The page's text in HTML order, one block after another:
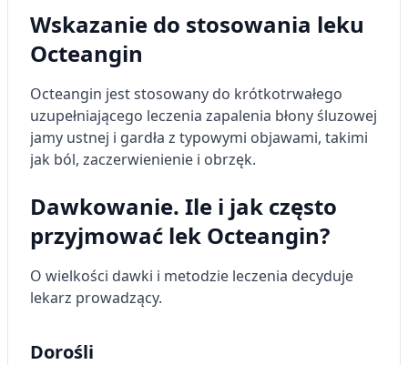
Wskazanie do stosowania leku
Octeangin
Octeangin jest stosowany do krótkotrwałego
uzupełniającego leczenia zapalenia błony śluzowej
jamy ustnej i gardła z typowymi objawami, takimi
jak ból, zaczerwienienie i obrzęk.
Dawkowanie. Ile i jak często
przyjmować lek Octeangin?
O wielkości dawki i metodzie leczenia decyduje
lekarz prowadzący.
Dorośli